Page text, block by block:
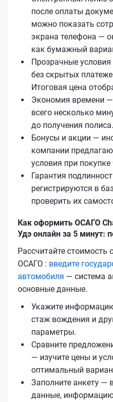
после оплаты
можно показать
экрана телефона —
как бумажный
Прозрачные
без скрытых
Итоговая цена
Экономия времени —
всего несколько
до получения полиса.
Бонусы и акции —
компании
условия при
Гарантия
регистрируются в
проверить их
Как оформить ОСАГО
Удэ онлайн за 5 минут:
Рассчитайте
ОСАГО : введите
автомобиля — система
основные данные.
Укажите
стаж вождения и
параметры.
Сравните
— изучите цены и
оптимальный
Заполните анкету —
данные, информацию